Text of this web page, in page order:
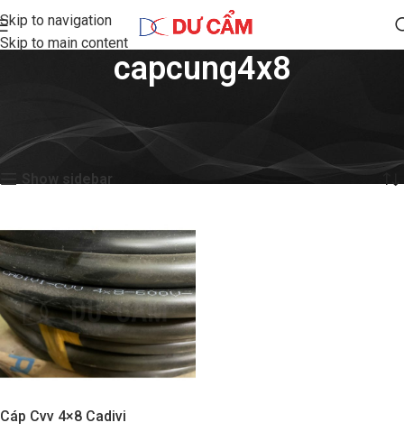
Skip to navigation
Skip to main content
capcung4x8
Products tagged “capcung4x8”
Showing the single result
Show sidebar
Cáp Cvv 4×8 Cadivi